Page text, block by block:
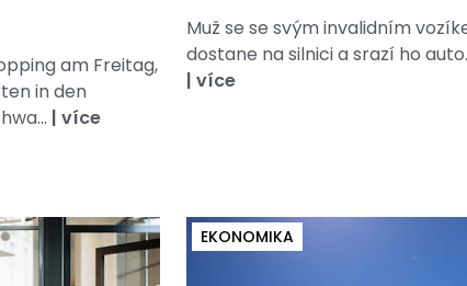
am Freitag,
in den
| více
Muž se se svým invalidním
dostane na silnici a srazí ho auto.
| více
EKONOMIKA